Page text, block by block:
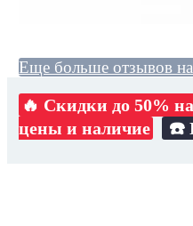
Еще больше отзывов
🔥 Скидки до 50%
цены и наличие
☎️